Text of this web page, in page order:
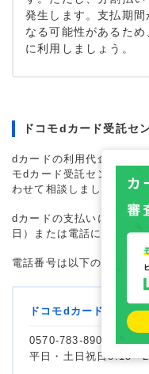
発生します。支払期間
なる可能性があるた
に利用しましょう。
ドコモdカード受託セ
dカードの利用代金をすぐ
モdカード受託センター（
わせて相談しましょう。
dカードの支払いに関して
日）または電話にて問い
電話番号は以下のとおり
ドコモdカード受託セ
0570-783-890
平日・土日祝日8:15～